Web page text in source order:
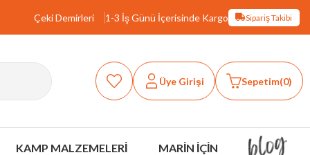
Çeki Demirleri 1-3 İş Günü İçerisinde Kargo Sipariş Takibi
Üye Girişi Sepetim 0
KAMP MALZEMELERİ MARİN İÇİN